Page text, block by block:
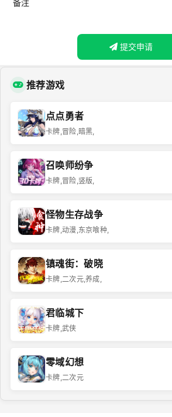
备注
提交申请
推荐游戏
点点勇者
卡牌,冒险,暗黑,
召唤师纷争
卡牌,冒险,竖版,
怪物生存战争
卡牌,动漫,东京喰种,
镇魂街：破晓
卡牌,二次元,养成,
君临城下
卡牌,武侠
零域幻想
卡牌,二次元